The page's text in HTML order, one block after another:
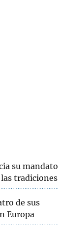
su mandato
tradiciones
de sus
Europa